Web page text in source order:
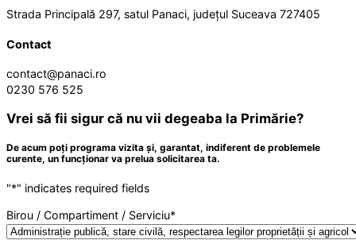
Strada Principală 297, satul Panaci, județul Suceava 727405
Contact
contact@panaci.ro
0230 576 525
Vrei să fii sigur că nu vii degeaba la Primărie?
De acum poți programa vizita și, garantat, indiferent de problemele
curente, un funcționar va prelua solicitarea ta.
"*" indicates required fields
Birou / Compartiment / Serviciu*